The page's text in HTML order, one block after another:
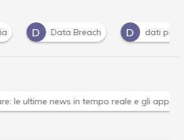
D Data Breach D dati
e Malware: le ultime news in tempo